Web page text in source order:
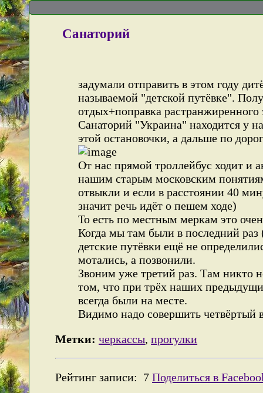
Санаторий
задумали отправить в этом году
называемой "детской путёвке".
отдых+поправка растранжиренного
Санаторий "Украина" находится у
этой остановочки, а дальше по
От нас прямой троллейбус ходит и
нашим старым московским
отвыкли и если в расстоянии 40
значит речь идёт о пешем ходе)
То есть по местным меркам это
Когда мы там были в последний
детские путёвки ещё не
мотались, а позвонили.
Звоним уже третий раз. Там никто
том, что при трёх наших
всегда были на месте.
Видимо надо совершить четвёртый
Метки: черкассы,прогулки
Рейтинг записи: 7 Поделиться в